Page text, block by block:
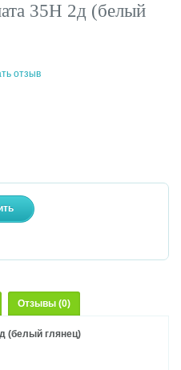
35Н 2д (белый
отзыв
Отзывы (0)
(белый глянец)